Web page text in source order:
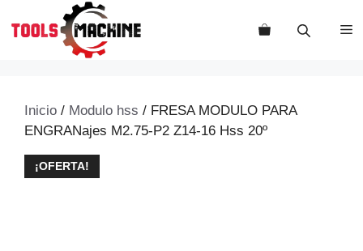
Inicio / Modulo hss / FRESA MODULO PARA
ENGRANajes M2.75-P2 Z14-16 Hss 20º
¡OFERTA!